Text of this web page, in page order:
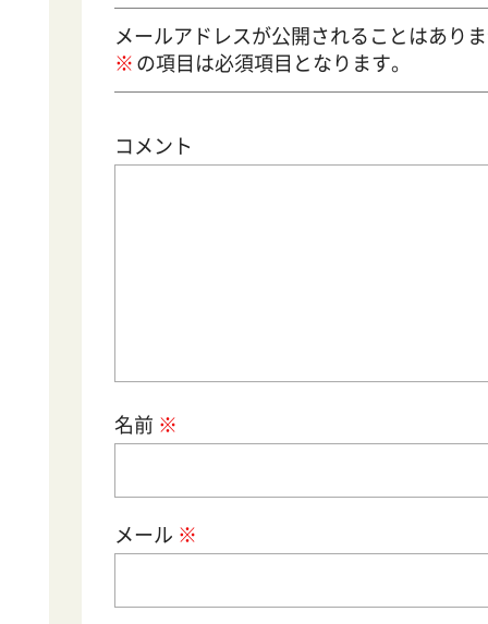
メールアドレスが公開されることはあり
の項目は必須項目となります。
コメント
名前
メール